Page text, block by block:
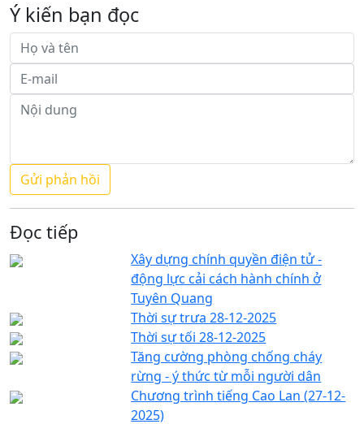
Ý kiến bạn đọc
Đọc tiếp
Xây dựng chính quyền điện tử -
động lực cải cách hành chính ở
Tuyên Quang
Thời sự trưa 28-12-2025
Thời sự tối 28-12-2025
Tăng cường phòng chống cháy
rừng - ý thức từ mỗi người dân
Chương trình tiếng Cao Lan (27-12-
2025)